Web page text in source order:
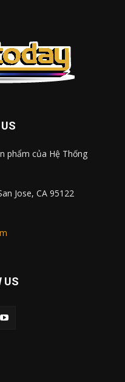
phẩm của Hệ Thống
Jose, CA 95122
US